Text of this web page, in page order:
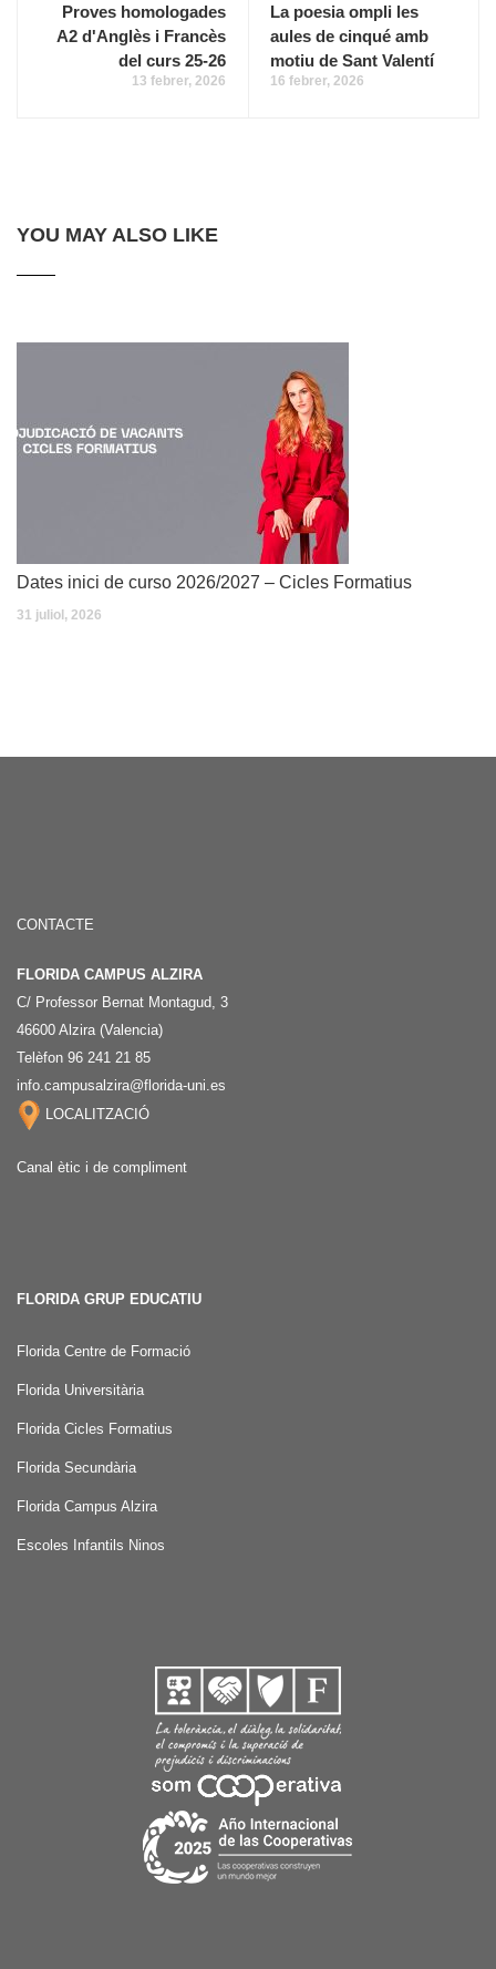
Proves homologades
A2 d'Anglès i Francès
del curs 25-26
13 febrer, 2026
La poesia ompli les
aules de cinqué amb
motiu de Sant Valentí
16 febrer, 2026
YOU MAY ALSO LIKE
Dates inici de curso 2026/2027 – Cicles Formatius
31 juliol, 2026
CONTACTE
FLORIDA CAMPUS ALZIRA
C/ Professor Bernat Montagud, 3
46600 Alzira (Valencia)
Telèfon 96 241 21 85
info.campusalzira@florida-uni.es
LOCALITZACIÓ
Canal ètic i de compliment
FLORIDA GRUP EDUCATIU
Florida Centre de Formació
Florida Universitària
Florida Cicles Formatius
Florida Secundària
Florida Campus Alzira
Escoles Infantils Ninos